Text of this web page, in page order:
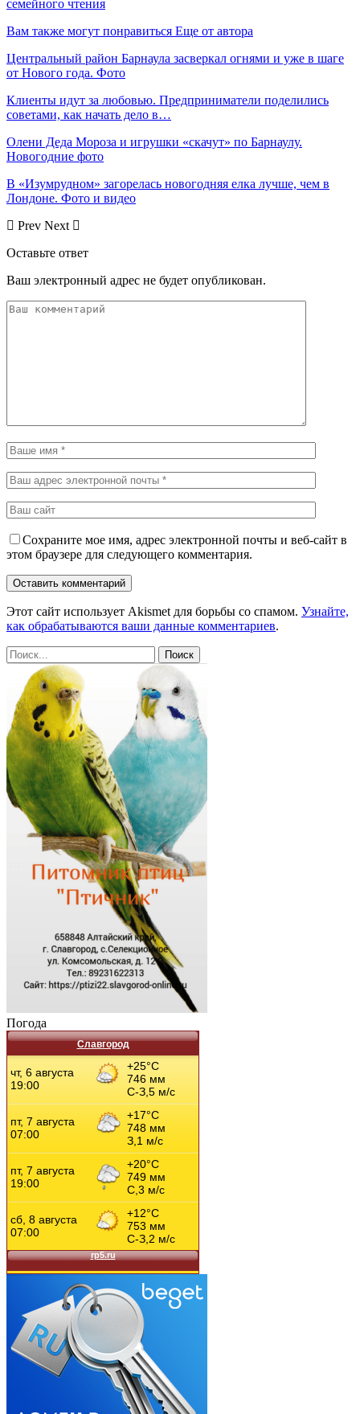
семейного чтения
Вам также могут понравиться Еще от автора
Центральный район Барнаула засверкал огнями и уже в шаге
от Нового года. Фото
Клиенты идут за любовью. Предприниматели поделились
советами, как начать дело в…
Олени Деда Мороза и игрушки «скачут» по Барнаулу.
Новогодние фото
В «Изумрудном» загорелась новогодняя елка лучше, чем в
Лондоне. Фото и видео
Prev Next
Оставьте ответ
Ваш электронный адрес не будет опубликован.
Сохраните мое имя, адрес электронной почты и веб-сайт в
этом браузере для следующего комментария.
Этот сайт использует Akismet для борьбы со спамом. Узнайте,
как обрабатываются ваши данные комментариев.
Погода
Славгород